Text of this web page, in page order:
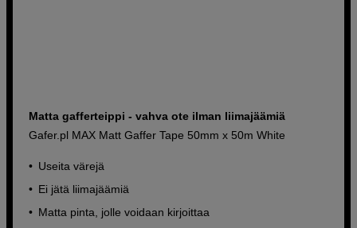
Matta gafferteippi - vahva ote ilman liimajäämiä
Gafer.pl MAX Matt Gaffer Tape 50mm x 50m White
Useita värejä
Ei jätä liimajäämiä
Matta pinta, jolle voidaan kirjoittaa